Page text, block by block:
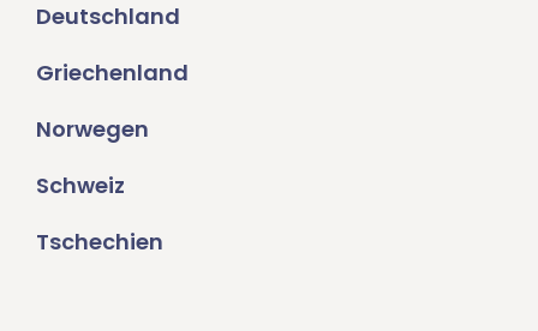
Deutschland
Griechenland
Norwegen
Schweiz
Tschechien